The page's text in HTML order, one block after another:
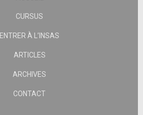
CURSUS
ENTRER À L’INSAS
ARTICLES
ARCHIVES
CONTACT